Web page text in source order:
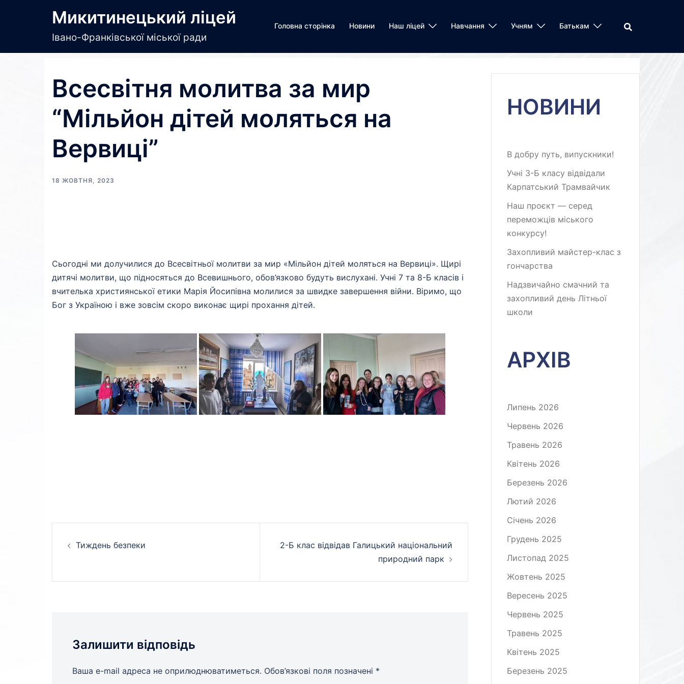
Микитинецький ліцей
Івано-Франківської міської ради
Головна сторінка Новини Наш ліцей Навчання Учням Батькам
Всесвітня молитва за мир
“Мільйон дітей моляться на
Вервиці”
18 ЖОВТНЯ, 2023
Сьогодні ми долучилися до Всесвітньої молитви за мир «Мільйон дітей моляться на Вервиці». Щирі
дитячі молитви, що підносяться до Всевишнього, обов’язково будуть вислухані. Учні 7 та 8-Б класів і
вчителька християнської етики Марія Йосипівна молилися за швидке завершення війни. Віримо, що
Бог з Україною і вже зовсім скоро виконає щирі прохання дітей.
запису
Тиждень безпеки
2-Б клас відвідав Галицький національний
природний парк
Залишити відповідь
Ваша e-mail адреса не оприлюднюватиметься. Обов’язкові поля позначені *
НОВИНИ
В добру путь, випускники!
Учні 3-Б класу відвідали
Карпатський Трамвайчик
Наш проєкт — серед
переможців міського
конкурсу!
Захопливий майстер-клас з
гончарства
Надзвичайно смачний та
захопливий день Літньої
школи
АРХІВ
Липень 2026
Червень 2026
Травень 2026
Квітень 2026
Березень 2026
Лютий 2026
Січень 2026
Грудень 2025
Листопад 2025
Жовтень 2025
Вересень 2025
Червень 2025
Травень 2025
Квітень 2025
Березень 2025